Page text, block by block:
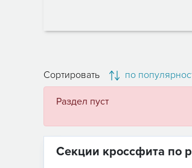
Сортировать по
Раздел пуст
Секции кроссфита по